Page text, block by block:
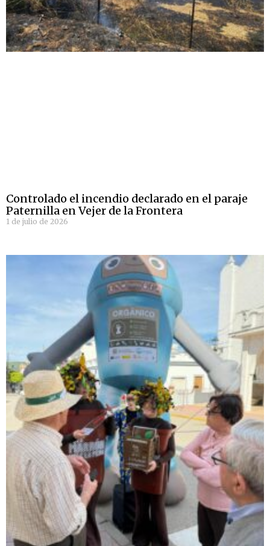
Controlado el incendio declarado en el paraje
Paternilla en Vejer de la Frontera
1 de julio de 2026